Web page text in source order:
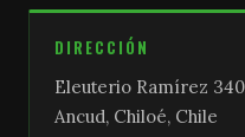
DIRECCIÓN
Eleuterio Ramírez
Ancud, Chiloé, Chile